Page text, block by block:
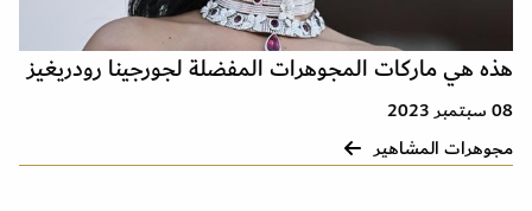
هذه هي ماركات المجوهرات المفضلة لجورجينا رودريغيز
08 سبتمبر 2023
مجوهرات المشاهير